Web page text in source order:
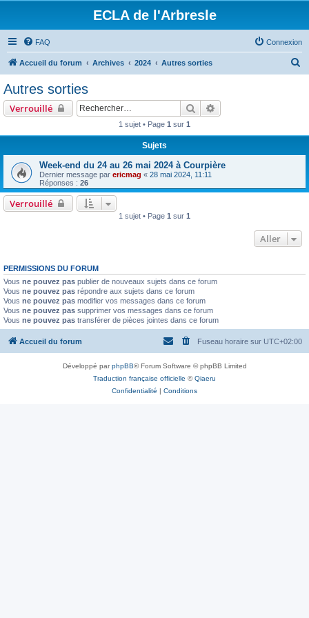
ECLA de l'Arbresle
FAQ Connexion
Accueil du forum Archives 2024 Autres sorties
e
Autres sorties
Verrouillé Rechercher
1 sujet • Page 1 sur 1
Sujets
Week-end du 24 au 26 mai 2024 à Courpière
Dernier message par ericmag « 28 mai 2024, 11:11
Réponses : 26
Verrouillé
1 sujet • Page 1 sur 1
Aller
PERMISSIONS DU FORUM
Vous ne pouvez pas publier de nouveaux sujets dans ce forum
Vous ne pouvez pas répondre aux sujets dans ce forum
Vous ne pouvez pas modifier vos messages dans ce forum
Vous ne pouvez pas supprimer vos messages dans ce forum
Vous ne pouvez pas transférer de pièces jointes dans ce forum
Accueil du forum Fuseau horaire sur UTC+02:00
Développé parphpBB® Forum Software © phpBB Limited
Traduction française officielle ©Qiaeru
Confidentialité | Conditions